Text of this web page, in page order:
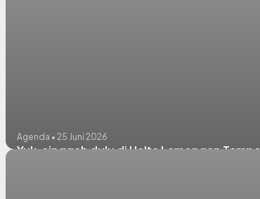
Agenda • 25 Juni 2026
Yuk, singgah dulu di Halte Lamongan